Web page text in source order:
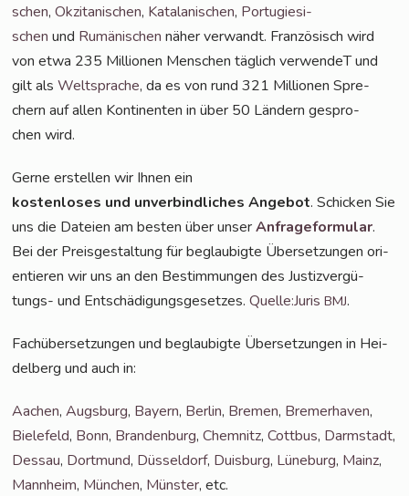
schen,Okzita­ni­schen, Kata­la­ni­schen, Por­tu­gie­si­
schen und Rumä­ni­schen näher ver­wandt. Fran­zö­sisch wird
von etwa 235 Mil­lio­nen Men­schen täg­lich ver­wen­deT und
gilt alsWelt­spra­che, da es von rund 321 Mil­lio­nenSpre­
chern auf allen Kon­ti­nen­ten in über 50 Län­dern gespro­
chen wird.
Ger­ne erstel­len wir Ihnen ein
kos­ten­lo­ses und unver­bind­li­ches Ange­bot. Schi­cken Sie
uns die Datei­en am bes­ten über unserAnfra­ge­for­mu­lar.
Bei der Preis­ge­stal­tung für beglau­big­te Über­set­zun­gen ori­
en­tie­ren wir uns an den Bestim­mun­gen des Jus­tiz­ver­gü­
tungs- und Ent­schä­di­gungs­ge­set­zes.Quelle:JurisBMJ.
Fach­über­set­zun­gen und beglau­big­te Über­set­zun­gen in Hei­
del­berg und auch in:
Aachen,Augs­burg, Bay­ern, Ber­lin, Bre­men, Bre­mer­ha­ven,
Bie­le­feld, Bonn, Bran­den­burg,Chem­nitz,Cott­bus, Darm­stadt,
Des­sau, Dort­mund, Düs­sel­dorf, Duis­burg, Lüne­burg, Mainz,
Mann­heim, Mün­chen, Müns­ter, etc.